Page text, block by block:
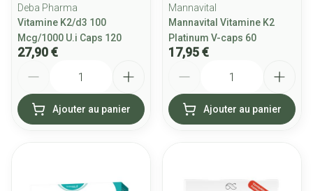
Deba Pharma
Vitamine K2/d3 100
Mcg/1000 U.i Caps 120
27,90 €
Ajouter au panier
Mannavital
Mannavital Vitamine K2
Platinum V-caps 60
17,95 €
Ajouter au panier